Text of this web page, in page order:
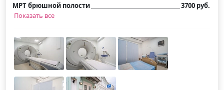
МРТ брюшной полости
3700 руб.
Показать все